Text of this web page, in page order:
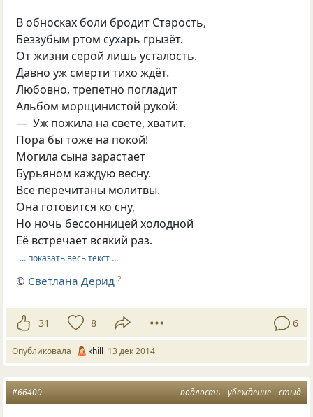
В обносках боли бродит Старость,
Беззубым ртом сухарь грызёт.
От жизни серой лишь усталость.
Давно уж смерти тихо ждёт.
Любовно, трепетно погладит
Альбом морщинистой рукой:
— Уж пожила на свете, хватит.
Пора бы тоже на покой!
Могила сына зарастает
Бурьяном каждую весну.
Все перечитаны молитвы.
Она готовится ко сну,
Но ночь бессонницей холодной
Её встречает всякий раз.
… показать весь текст …
© Светлана Дерид 2
31 8 6
Опубликовала khill 13 дек 2014
подлость убеждение стыд
#66400